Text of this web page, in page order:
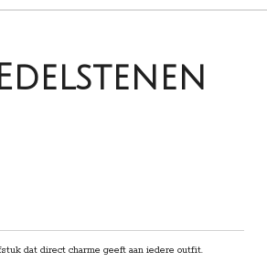
dat direct charme geeft aan iedere outfit.